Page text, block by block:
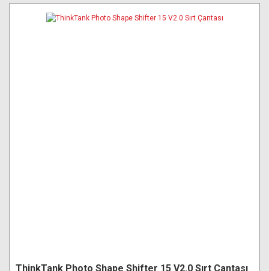
ThinkTank Photo Shape Shifter 15 V2.0 Sırt Çantası